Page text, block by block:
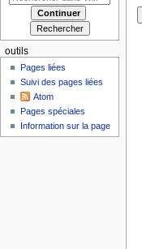
outils
Pages liées
Suivi des pages liées
Atom
Pages spéciales
Information sur la page